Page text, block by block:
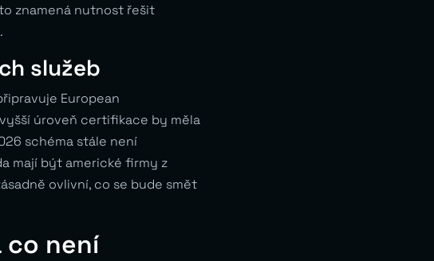
znamená nutnost řešit
služeb
European
úroveň certifikace by měla
schéma stále není
mají být americké firmy z
ovlivní, co se bude smět
co není